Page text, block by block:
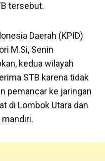
tersebut.
Daerah (KPID)
M.Si, Senin
kedua wilayah
STB karena tidak
pemancar ke jaringan
di Lombok Utara dan